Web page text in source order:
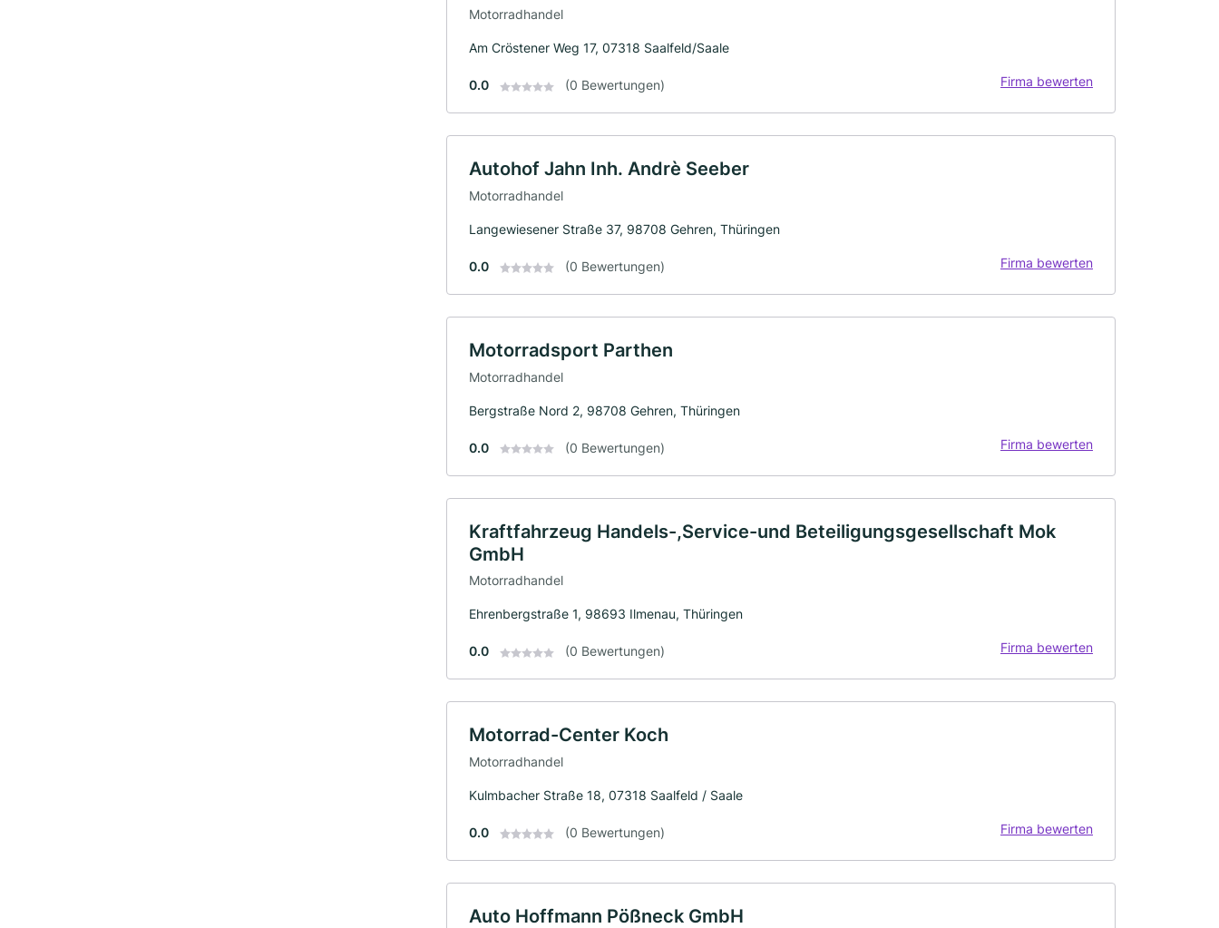
Motorradhandel
Am Cröstener Weg 17, 07318 Saalfeld/Saale
0.0 (0 Bewertungen) Firma bewerten
Autohof Jahn Inh. Andrè Seeber
Motorradhandel
Langewiesener Straße 37, 98708 Gehren, Thüringen
0.0 (0 Bewertungen) Firma bewerten
Motorradsport Parthen
Motorradhandel
Bergstraße Nord 2, 98708 Gehren, Thüringen
0.0 (0 Bewertungen) Firma bewerten
Kraftfahrzeug Handels-,Service-und Beteiligungsgesellschaft Mok
GmbH
Motorradhandel
Ehrenbergstraße 1, 98693 Ilmenau, Thüringen
0.0 (0 Bewertungen) Firma bewerten
Motorrad-Center Koch
Motorradhandel
Kulmbacher Straße 18, 07318 Saalfeld / Saale
0.0 (0 Bewertungen) Firma bewerten
Auto Hoffmann Pößneck GmbH